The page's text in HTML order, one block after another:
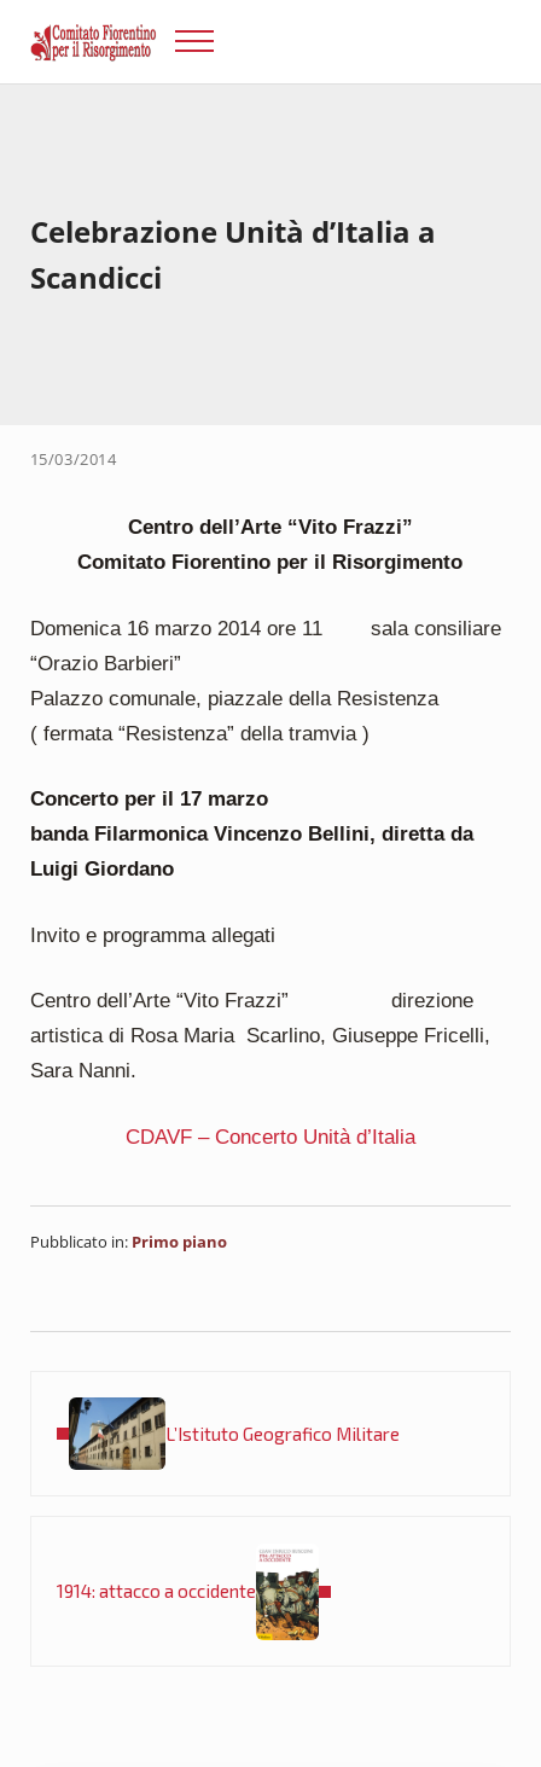
Risorgimento Firenze
Menu
Celebrazione Unità d’Italia a
Scandicci
15/03/2014
Centro dell’Arte “Vito Frazzi”
Comitato Fiorentino per il Risorgimento
Domenica 16 marzo 2014 ore 11 sala consiliare
“Orazio Barbieri”
Palazzo comunale, piazzale della Resistenza
( fermata “Resistenza” della tramvia )
Concerto per il 17 marzo
banda Filarmonica Vincenzo Bellini, diretta da
Luigi Giordano
Invito e programma allegati
Centro dell’Arte “Vito Frazzi” direzione
artistica di Rosa Maria Scarlino, Giuseppe Fricelli,
Sara Nanni.
CDAVF – Concerto Unità d’Italia
Pubblicato in: Primo piano
L’Istituto Geografico Militare
1914: attacco a occidente